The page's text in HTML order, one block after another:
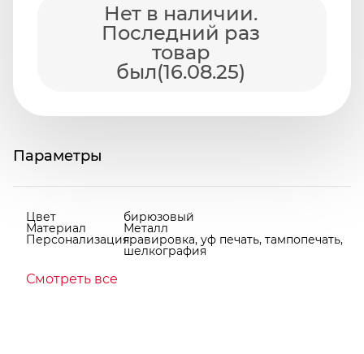
Нет в наличии.
Последний раз
товар
был(16.08.25)
Параметры
Цвет бирюзовый
Материал Металл
Персонализациягравировка, уф печать, тампопечать,
шелкография
Смотреть все